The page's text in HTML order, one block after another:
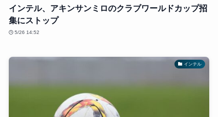
インテル、アキンサンミロのクラブワールドカップ招
集にストップ
5/26 14:52
インテル